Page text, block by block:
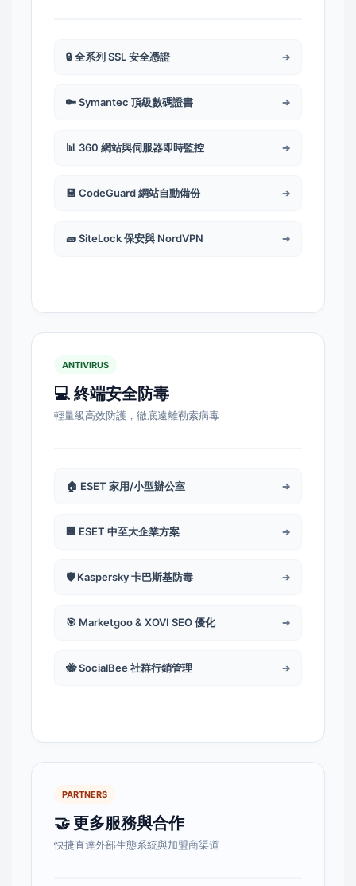
🔒 全系列 SSL 安全憑證 ➔
🔑 Symantec 頂級數碼證書 ➔
📊 360 網站與伺服器即時監控 ➔
💾 CodeGuard 網站自動備份 ➔
🧱 SiteLock 保安與 NordVPN ➔
ANTIVIRUS
💻 終端安全防毒
輕量級高效防護，徹底遠離勒索病毒
🏠 ESET 家用/小型辦公室 ➔
🏢 ESET 中至大企業方案 ➔
🛡️ Kaspersky 卡巴斯基防毒 ➔
🎯 Marketgoo & XOVI SEO 優化 ➔
🐝 SocialBee 社群行銷管理 ➔
PARTNERS
🤝 更多服務與合作
快捷直達外部生態系統與加盟商渠道